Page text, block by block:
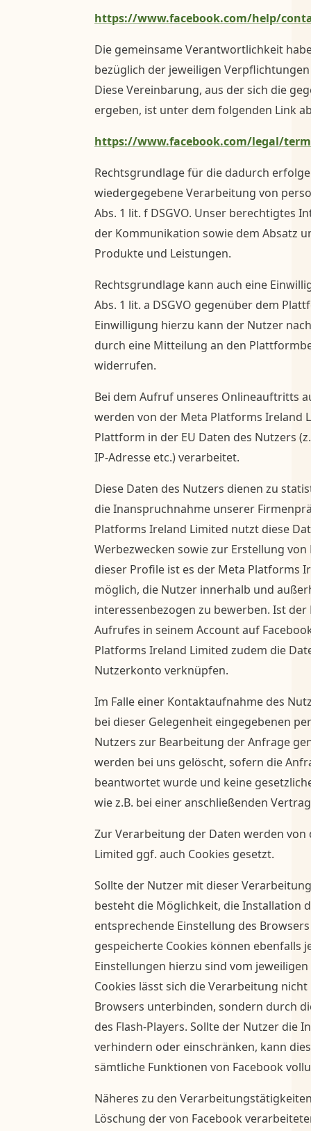
https://www.facebook.com/help/
Die gemeinsame Verantwortlichkeit
bezüglich der jeweiligen
Diese Vereinbarung, aus der sich die
ergeben, ist unter dem folgenden Link
https://www.facebook.com/legal/
Rechtsgrundlage für die dadurch
wiedergegebene Verarbeitung von
Abs. 1 lit. f DSGVO. Unser berechtigtes
der Kommunikation sowie dem Absatz
Produkte und Leistungen.
Rechtsgrundlage kann auch eine
Abs. 1 lit. a DSGVO gegenüber dem
Einwilligung hierzu kann der Nutzer
durch eine Mitteilung an den
widerrufen.
Bei dem Aufruf unseres Onlineauftritts
werden von der Meta Platforms Ireland
Plattform in der EU Daten des Nutzers
IP-Adresse etc.) verarbeitet.
Diese Daten des Nutzers dienen zu
die Inanspruchnahme unserer
Platforms Ireland Limited nutzt diese
Werbezwecken sowie zur Erstellung
dieser Profile ist es der Meta Platforms
möglich, die Nutzer innerhalb und
interessenbezogen zu bewerben. Ist
Aufrufes in seinem Account auf
Platforms Ireland Limited zudem die
Nutzerkonto verknüpfen.
Im Falle einer Kontaktaufnahme des
bei dieser Gelegenheit eingegebenen
Nutzers zur Bearbeitung der Anfrage
werden bei uns gelöscht, sofern die
beantwortet wurde und keine
wie z.B. bei einer anschließenden
Zur Verarbeitung der Daten werden
Limited ggf. auch Cookies gesetzt.
Sollte der Nutzer mit dieser
besteht die Möglichkeit, die Installation
entsprechende Einstellung des
gespeicherte Cookies können ebenfalls
Einstellungen hierzu sind vom
Cookies lässt sich die Verarbeitung
Browsers unterbinden, sondern durch
des Flash-Players. Sollte der Nutzer die
verhindern oder einschränken, kann
sämtliche Funktionen von Facebook
Näheres zu den
Löschung der von Facebook